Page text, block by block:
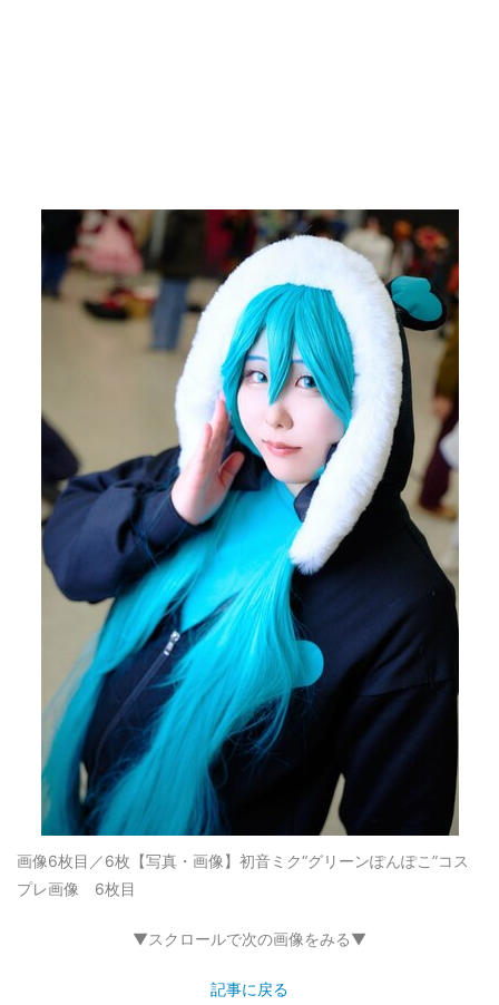
画像6枚目／6枚 【写真・画像】初音ミク“グリーンぽんぽこ”コス
プレ画像 6枚目
▼スクロールで次の画像をみる▼
記事に戻る